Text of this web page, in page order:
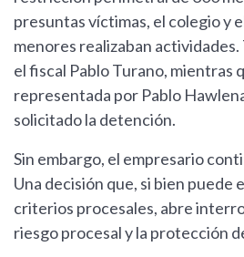
presuntas víctimas, el colegio y
menores realizaban
el fiscal Pablo Turano, mientras
representada por Pablo
solicitado la detención.
Sin embargo, el empresario
Una decisión que, si bien puede
criterios procesales, abre
riesgo procesal y la protección